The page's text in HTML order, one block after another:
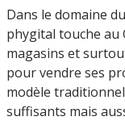
Dans le domaine
phygital touche au
magasins et
pour vendre ses
modèle
suffisants mais